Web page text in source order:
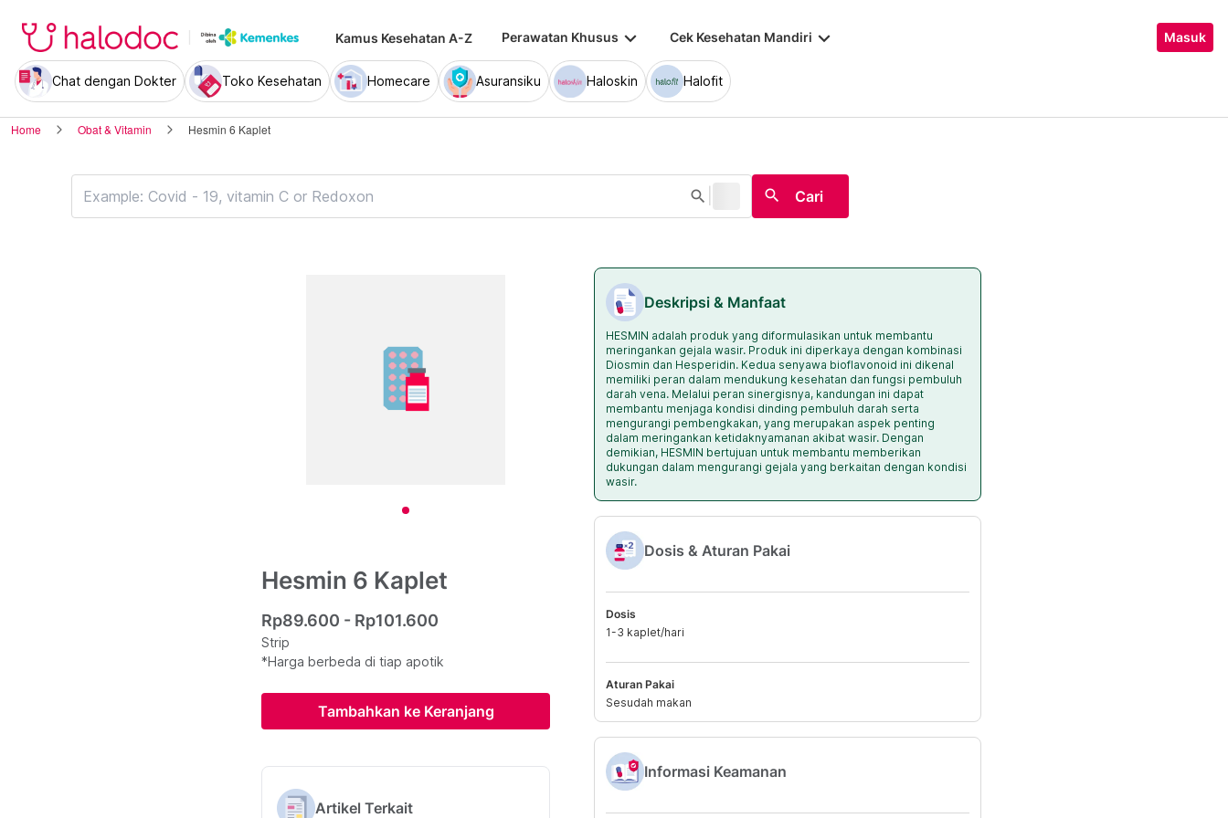
Kamus Kesehatan A-Z Perawatan Khusus keyboard_arrow_down Cek Kesehatan Mandiri keyboard_arrow_down Masuk
Chat dengan Dokter Toko Kesehatan Homecare Asuransiku Haloskin Halofit
Home Obat & Vitamin Hesmin 6 Kaplet
search search Cari
Hesmin 6 Kaplet
Rp89.600 - Rp101.600
Strip
*Harga berbeda di tiap apotik
Tambahkan ke Keranjang
Artikel Terkait
Deskripsi & Manfaat
HESMIN adalah produk yang diformulasikan untuk membantu
meringankan gejala wasir. Produk ini diperkaya dengan kombinasi
Diosmin dan Hesperidin. Kedua senyawa bioflavonoid ini dikenal
memiliki peran dalam mendukung kesehatan dan fungsi pembuluh
darah vena. Melalui peran sinergisnya, kandungan ini dapat
membantu menjaga kondisi dinding pembuluh darah serta
mengurangi pembengkakan, yang merupakan aspek penting
dalam meringankan ketidaknyamanan akibat wasir. Dengan
demikian, HESMIN bertujuan untuk membantu memberikan
dukungan dalam mengurangi gejala yang berkaitan dengan kondisi
wasir.
Dosis & Aturan Pakai
Dosis
1-3 kaplet/hari
Aturan Pakai
Sesudah makan
Informasi Keamanan